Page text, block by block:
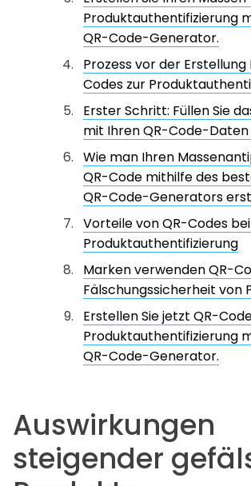
Produktauthentifizierung
QR-Code-Generator.
Prozess vor der Erstellung
Codes zur
Erster Schritt: Füllen Sie
mit Ihren QR-Code-Daten
Wie man Ihren
QR-Code mithilfe des
QR-Code-Generators
Vorteile von QR-Codes
Produktauthentifizierung
Marken verwenden QR-
Fälschungssicherheit von
Erstellen Sie jetzt QR-
Produktauthentifizierung
QR-Code-Generator.
Auswirkungen
steigender